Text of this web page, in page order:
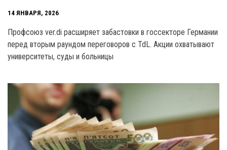
14 ЯНВАРЯ, 2026
Профсоюз ver.di расширяет забастовки в госcекторе Германии
перед вторым раундом переговоров с TdL. Акции охватывают
университеты, суды и больницы